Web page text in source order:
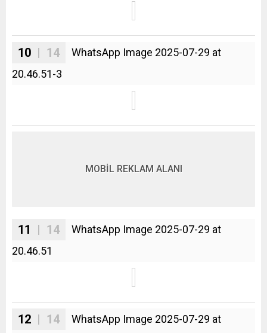
10 | 14
WhatsApp Image 2025-07-29 at
20.46.51-3
MOBİL REKLAM ALANI
11 | 14
WhatsApp Image 2025-07-29 at
20.46.51
12 | 14
WhatsApp Image 2025-07-29 at